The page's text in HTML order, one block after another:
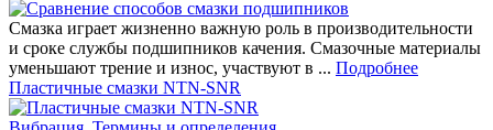
Смазка играет жизненно важную роль в производительности
и сроке службы подшипников качения. Смазочные материалы
уменьшают трение и износ, участвуют в ... Подробнее
Пластичные смазки NTN-SNR